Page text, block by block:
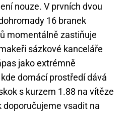
nouze. V prvních dvou
16 branek
momentálně zastiňuje
sázkové kanceláře
jako extrémně
domácí prostředí dává
s kurzem 1.88 na vítěze
doporučujeme vsadit na